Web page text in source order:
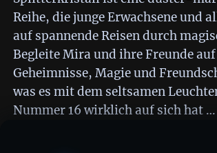
Reihe, die junge Erwachsene und
auf spannende Reisen durch
Begleite Mira und ihre Freunde
Geheimnisse, Magie und
was es mit dem seltsamen
Nummer 16 wirklich auf sich hat …